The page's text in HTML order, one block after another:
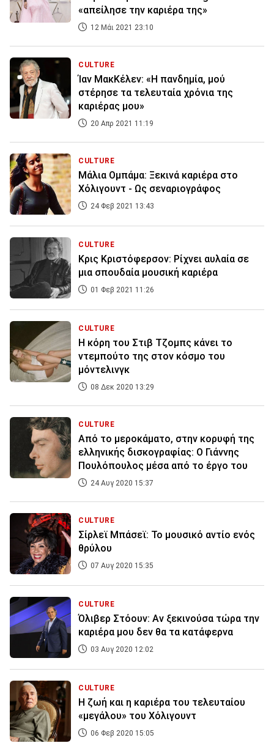
«απείλησε την καριέρα της»
12 Μάι 2021 23:10
CULTURE
Ίαν ΜακΚέλεν: «Η πανδημία, μού
στέρησε τα τελευταία χρόνια της
καριέρας μου»
20 Απρ 2021 11:19
CULTURE
Μάλια Ομπάμα: Ξεκινά καριέρα στο
Χόλιγουντ - Ως σεναριογράφος
24 Φεβ 2021 13:43
CULTURE
Κρις Κριστόφερσον: Ρίχνει αυλαία σε
μια σπουδαία μουσική καριέρα
01 Φεβ 2021 11:26
CULTURE
Η κόρη του Στιβ Τζομπς κάνει το
ντεμπούτο της στον κόσμο του
μόντελινγκ
08 Δεκ 2020 13:29
CULTURE
Από το μεροκάματο, στην κορυφή της
ελληνικής δισκογραφίας: Ο Γιάννης
Πουλόπουλος μέσα από το έργο του
24 Αυγ 2020 15:37
CULTURE
Σίρλεϊ Μπάσεϊ: Το μουσικό αντίο ενός
θρύλου
07 Αυγ 2020 15:35
CULTURE
Όλιβερ Στόουν: Αν ξεκινούσα τώρα την
καριέρα μου δεν θα τα κατάφερνα
03 Αυγ 2020 12:02
CULTURE
Η ζωή και η καριέρα του τελευταίου
«μεγάλου» του Χόλιγουντ
06 Φεβ 2020 15:05